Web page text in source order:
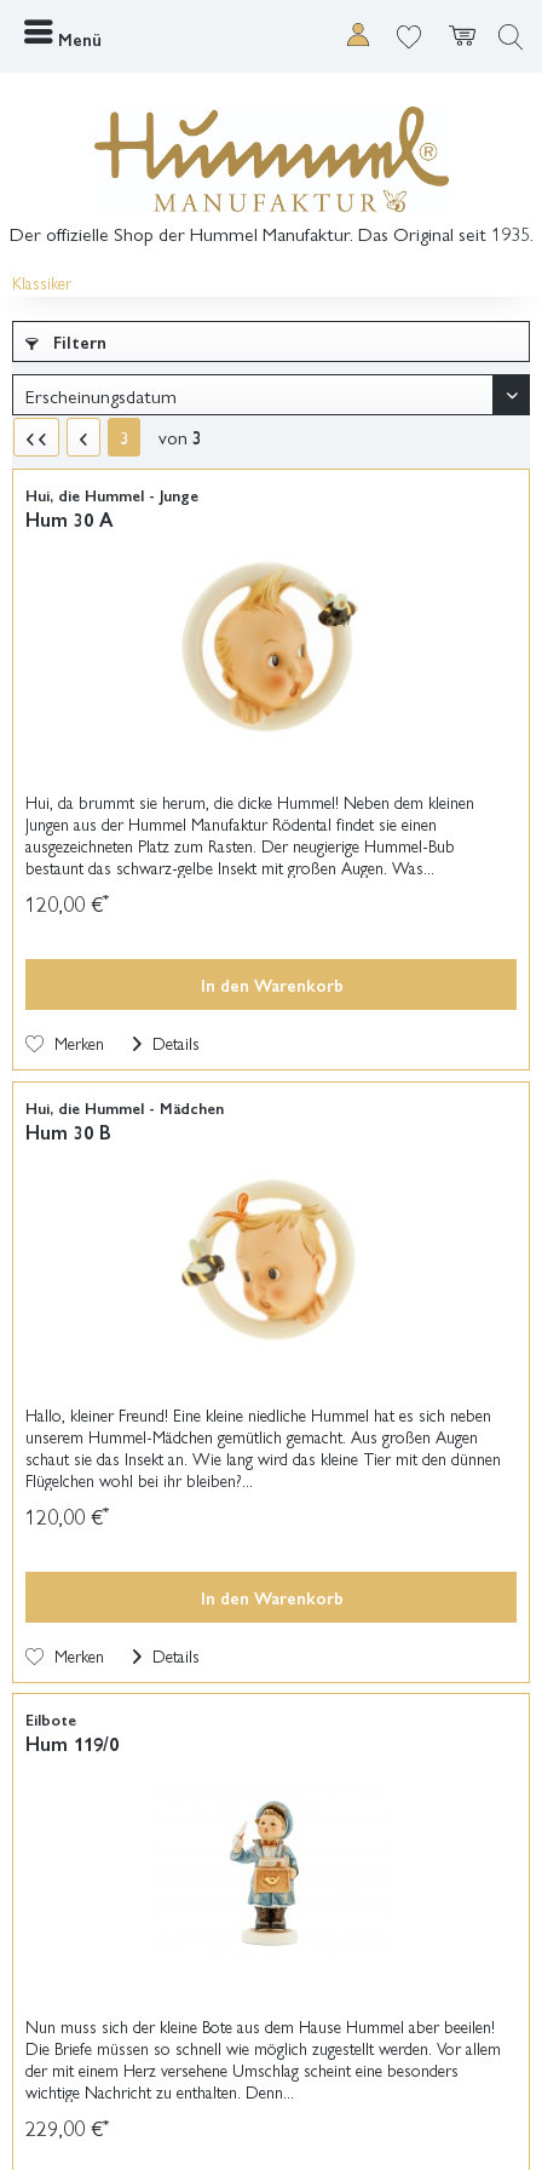
Menü
Der offizielle Shop der Hummel Manufaktur. Das Original seit 1935.
Klassiker
Filtern
3 von 3
Hui, die Hummel - Junge
Hum 30 A
Hui, da brummt sie herum, die dicke Hummel! Neben dem kleinen
Jungen aus der Hummel Manufaktur Rödental findet sie einen
ausgezeichneten Platz zum Rasten. Der neugierige Hummel-Bub
bestaunt das schwarz-gelbe Insekt mit großen Augen. Was...
120,00 €*
In den Warenkorb
Merken Details
Hui, die Hummel - Mädchen
Hum 30 B
Hallo, kleiner Freund! Eine kleine niedliche Hummel hat es sich neben
unserem Hummel-Mädchen gemütlich gemacht. Aus großen Augen
schaut sie das Insekt an. Wie lang wird das kleine Tier mit den dünnen
Flügelchen wohl bei ihr bleiben?...
120,00 €*
In den Warenkorb
Merken Details
Eilbote
Hum 119/0
Nun muss sich der kleine Bote aus dem Hause Hummel aber beeilen!
Die Briefe müssen so schnell wie möglich zugestellt werden. Vor allem
der mit einem Herz versehene Umschlag scheint eine besonders
wichtige Nachricht zu enthalten. Denn...
229,00 €*